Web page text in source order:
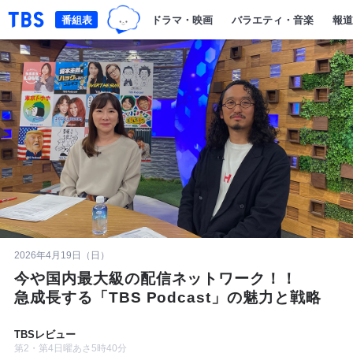
「TBSテレビ｜ときめくときを。」トップページ
TBSグループキャラクター『ワクテ
ドラマ・映画 バラエティ・音楽 報
番組表
2026年4月19日（日）
今や国内最大級の配信ネットワーク！！
急成長する「TBS Podcast」の魅力と戦略
TBSレビュー
第2・第4日曜あさ5時40分